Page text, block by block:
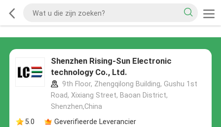
Shenzhen Rising-Sun Electronic
technology Co., Ltd.
9th Floor, Zhengqilong Building, Gushu 1st
Road, Xixiang Street, Baoan District,
Shenzhen,China
5.0
Geverifieerde Leverancier